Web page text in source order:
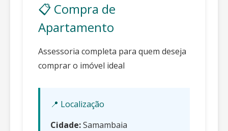
📋 Compra de
Apartamento
Assessoria completa para quem deseja
comprar o imóvel ideal
📍 Localização
Cidade:Samambaia